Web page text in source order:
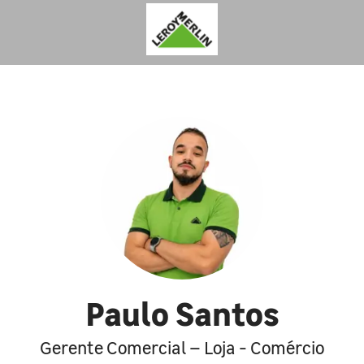
Paulo Santos
Gerente Comercial – Loja - Comércio